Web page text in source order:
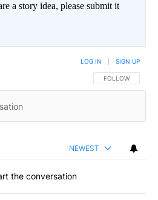
a story idea, please submit it
FOLLOW THIS
FOLLOW
LOG IN SIGN UP
NEWEST
the conversation